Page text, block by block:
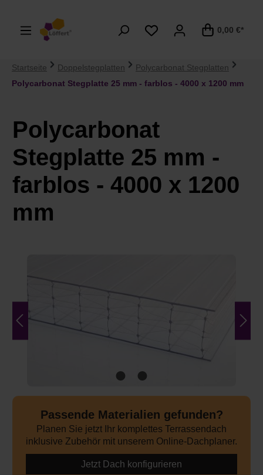
0,00 €*
Startseite Doppelstegplatten
Polycarbonat Stegplatten
Polycarbonat Stegplatte 25 mm - farblos - 4000 x 1200 mm
Polycarbonat
Stegplatte 25 mm -
farblos - 4000 x 1200
mm
Passende Materialien gefunden?
Planen Sie jetzt Ihr komplettes Terrassendach
inklusive Zubehör mit unserem Online-Dachplaner.
Jetzt Dach konfigurieren